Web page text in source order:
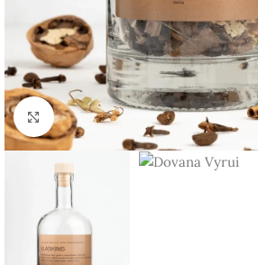
Spauskite, kad padidintumėte